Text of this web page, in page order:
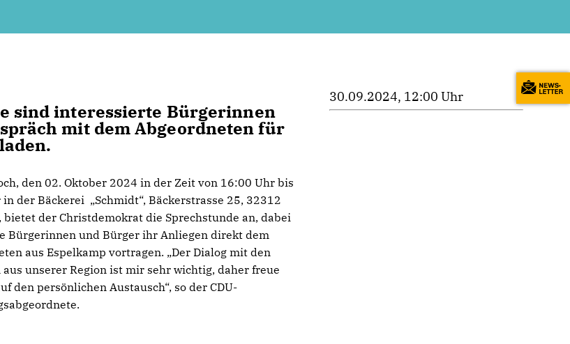
sind interessierte Bürgerinnen
mit dem Abgeordneten für
den 02. Oktober 2024 in der Zeit von 16:00 Uhr bis
der Bäckerei „Schmidt“, Bäckerstrasse 25, 32312
bietet der Christdemokrat die Sprechstunde an, dabei
Bürgerinnen und Bürger ihr Anliegen direkt dem
aus Espelkamp vortragen. „Der Dialog mit den
aus unserer Region ist mir sehr wichtig, daher freue
den persönlichen Austausch“, so der CDU-
30.09.2024, 12:00 Uhr